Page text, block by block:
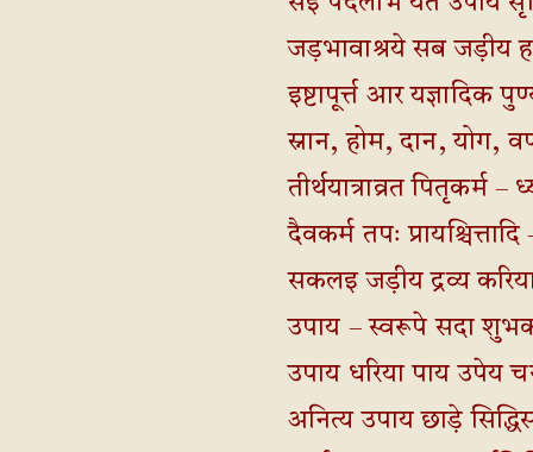
जड़भावाश्रये सब जड़ीय
इष्टापूर्त्त आर यज्ञादिक
स्नान, होम, दान, योग,
तीर्थयात्राव्रत पितृकर्म –
दैवकर्म तपः
सकलइ जड़ीय द्रव्य
उपाय – स्वरूपे सदा
उपाय धरिया पाय उपेय
अनित्य उपाय छाड़े